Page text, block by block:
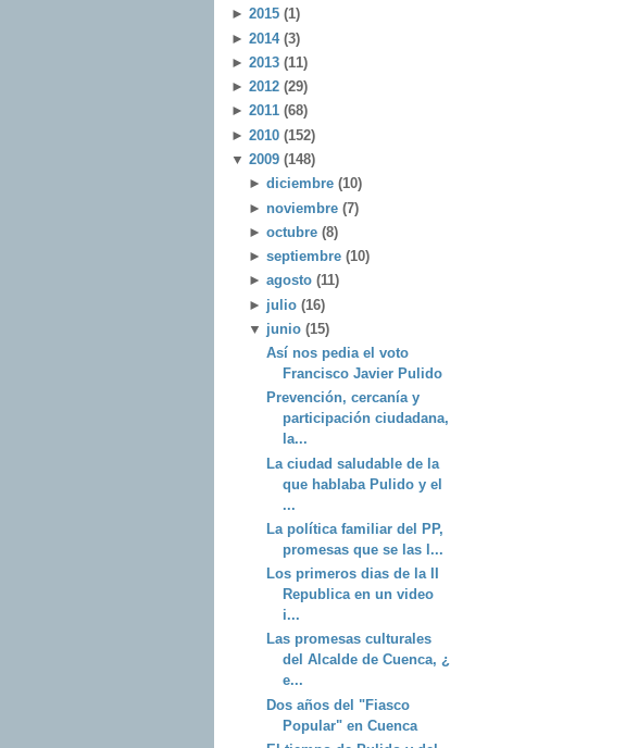
► 2015 (1)
► 2014 (3)
► 2013 (11)
► 2012 (29)
► 2011 (68)
► 2010 (152)
▼ 2009 (148)
► diciembre (10)
► noviembre (7)
► octubre (8)
► septiembre (10)
► agosto (11)
► julio (16)
▼ junio (15)
Así nos pedia el voto
Francisco Javier Pulido
Prevención, cercanía y
participación ciudadana,
la...
La ciudad saludable de la
que hablaba Pulido y el
...
La política familiar del PP,
promesas que se las l...
Los primeros dias de la II
Republica en un video
i...
Las promesas culturales
del Alcalde de Cuenca, ¿
e...
Dos años del "Fiasco
Popular" en Cuenca